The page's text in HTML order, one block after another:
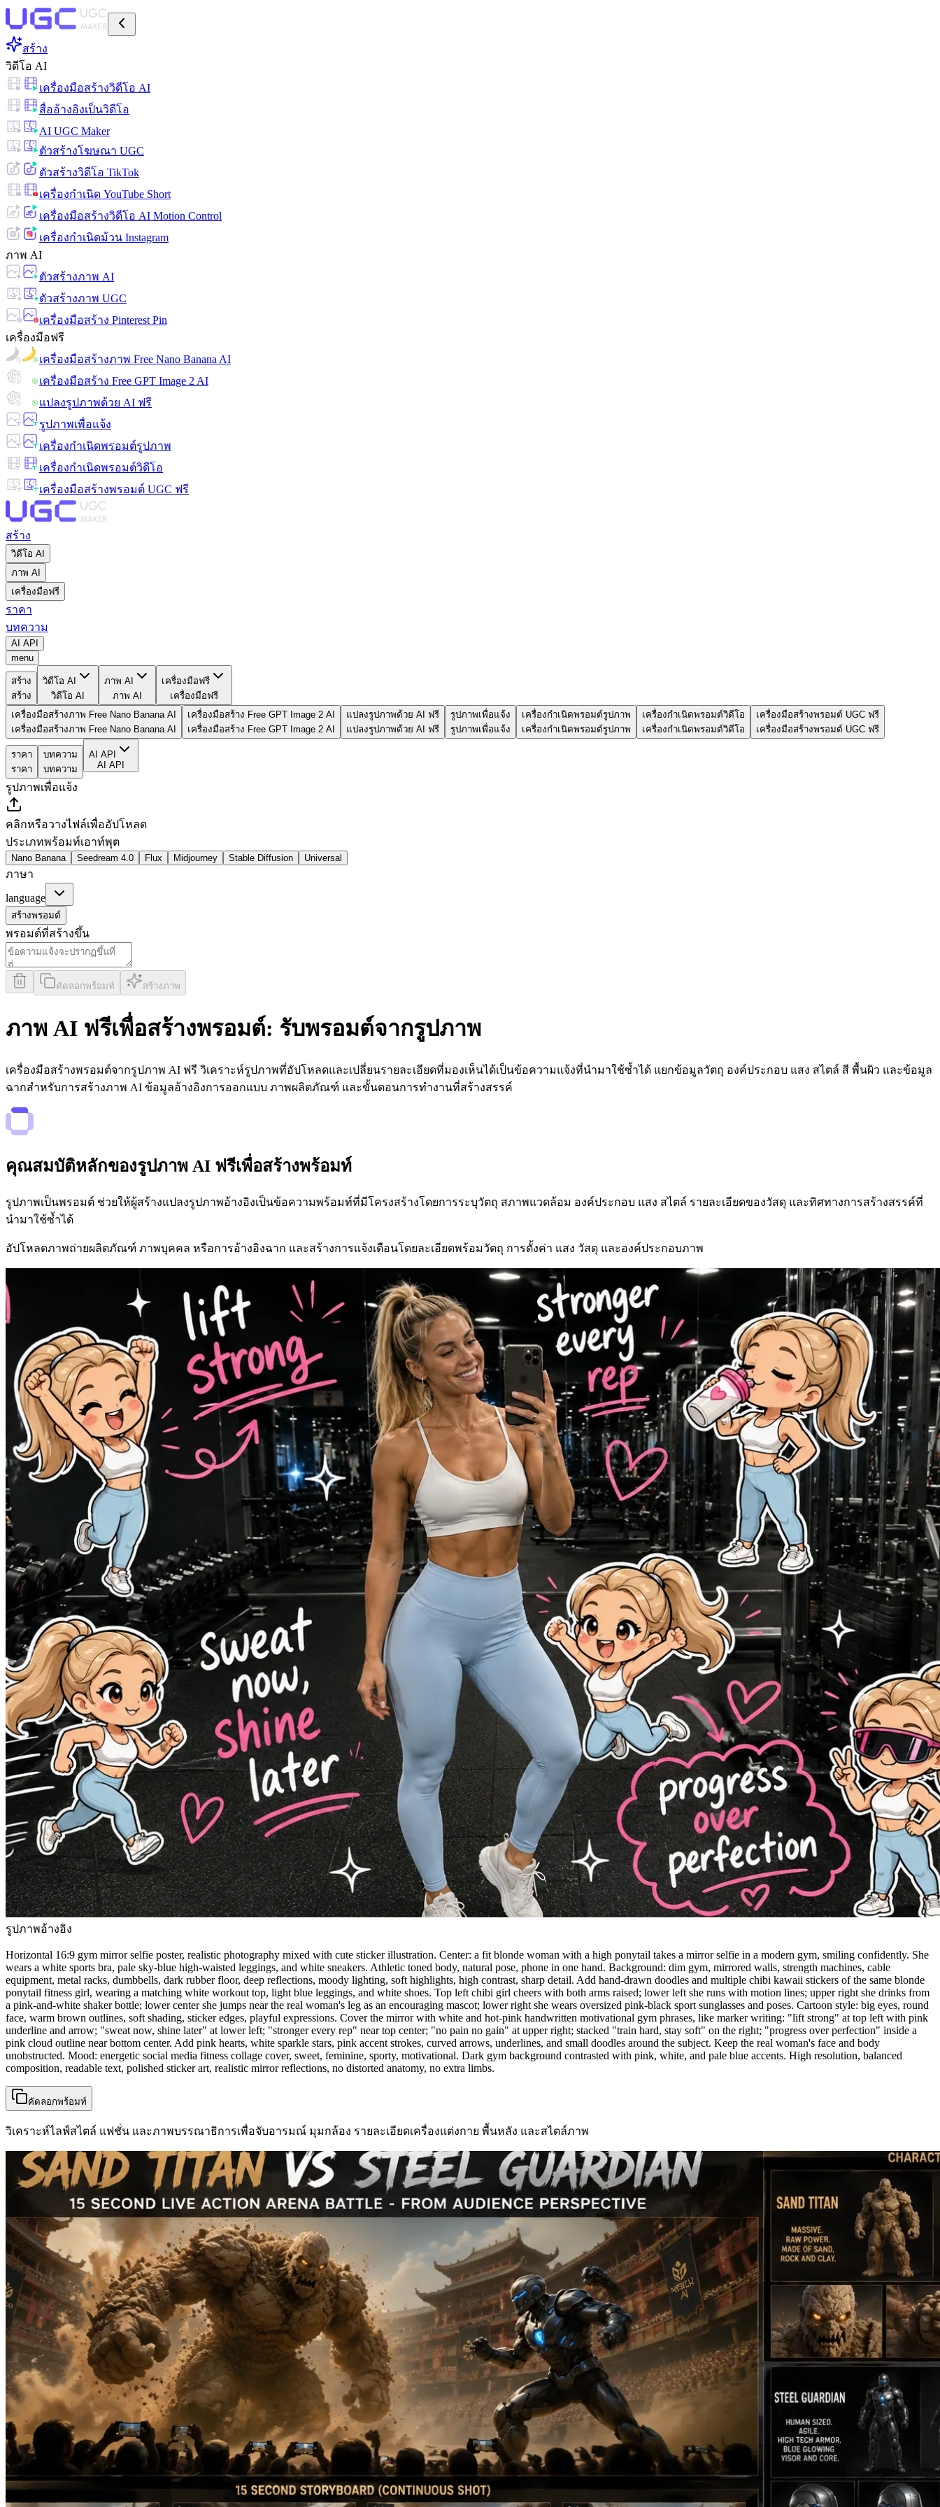
สร้าง
วิดีโอ AI
เครื่องมือสร้างวิดีโอ AI
สื่ออ้างอิงเป็นวิดีโอ
AI UGC Maker
ตัวสร้างโฆษณา UGC
ตัวสร้างวิดีโอ TikTok
เครื่องกำเนิด YouTube Short
เครื่องมือสร้างวิดีโอ AI Motion Control
เครื่องกำเนิดม้วน Instagram
ภาพ AI
ตัวสร้างภาพ AI
ตัวสร้างภาพ UGC
เครื่องมือสร้าง Pinterest Pin
เครื่องมือฟรี
เครื่องมือสร้างภาพ Free Nano Banana AI
เครื่องมือสร้าง Free GPT Image 2 AI
แปลงรูปภาพด้วย AI ฟรี
รูปภาพเพื่อแจ้ง
เครื่องกำเนิดพรอมต์รูปภาพ
เครื่องกำเนิดพรอมต์วิดีโอ
เครื่องมือสร้างพรอมต์ UGC ฟรี
สร้าง
วิดีโอ AI
ภาพ AI
เครื่องมือฟรี
ราคา
บทความ
AI API
menu
สร้าง
สร้าง
วิดีโอ AI
วิดีโอ AI
ภาพ AI
ภาพ AI
เครื่องมือฟรี
เครื่องมือฟรี
เครื่องมือสร้างภาพ Free Nano Banana AI
เครื่องมือสร้างภาพ Free Nano Banana AI
เครื่องมือสร้าง Free GPT Image 2 AI
เครื่องมือสร้าง Free GPT Image 2 AI
แปลงรูปภาพด้วย AI ฟรี
แปลงรูปภาพด้วย AI ฟรี
รูปภาพเพื่อแจ้ง
รูปภาพเพื่อแจ้ง
เครื่องกำเนิดพรอมต์รูปภาพ
เครื่องกำเนิดพรอมต์รูปภาพ
เครื่องกำเนิดพรอมต์วิดีโอ
เครื่องกำเนิดพรอมต์วิดีโอ
เครื่องมือสร้างพรอมต์ UGC ฟรี
เครื่องมือสร้างพรอมต์ UGC ฟรี
ราคา
ราคา
บทความ
บทความ
AI API
AI API
รูปภาพเพื่อแจ้ง
คลิกหรือวางไฟล์เพื่ออัปโหลด
ประเภทพร้อมท์เอาท์พุต
Nano Banana Seedream 4.0 Flux Midjourney Stable Diffusion Universal
ภาษา
language
สร้างพรอมต์
พรอมต์ที่สร้างขึ้น
คัดลอกพร้อมท์ สร้างภาพ
ภาพ AI ฟรีเพื่อสร้างพรอมต์: รับพรอมต์จากรูปภาพ
เครื่องมือสร้างพรอมต์จากรูปภาพ AI ฟรี วิเคราะห์รูปภาพที่อัปโหลดและเปลี่ยนรายละเอียดที่มองเห็นได้เป็นข้อความแจ้งที่นำมาใช้ซ้ำได้ แยกข้อมูลวัตถุ องค์ประกอบ แสง สไตล์ สี พื้นผิว และข้อมูล
ฉากสำหรับการสร้างภาพ AI ข้อมูลอ้างอิงการออกแบบ ภาพผลิตภัณฑ์ และขั้นตอนการทำงานที่สร้างสรรค์
คุณสมบัติหลักของรูปภาพ AI ฟรีเพื่อสร้างพร้อมท์
รูปภาพเป็นพรอมต์ ช่วยให้ผู้สร้างแปลงรูปภาพอ้างอิงเป็นข้อความพร้อมท์ที่มีโครงสร้างโดยการระบุวัตถุ สภาพแวดล้อม องค์ประกอบ แสง สไตล์ รายละเอียดของวัสดุ และทิศทางการสร้างสรรค์ที่
นำมาใช้ซ้ำได้
อัปโหลดภาพถ่ายผลิตภัณฑ์ ภาพบุคคล หรือการอ้างอิงฉาก และสร้างการแจ้งเตือนโดยละเอียดพร้อมวัตถุ การตั้งค่า แสง วัสดุ และองค์ประกอบภาพ
รูปภาพอ้างอิง
Horizontal 16:9 gym mirror selfie poster, realistic photography mixed with cute sticker illustration. Center: a fit blonde woman with a high ponytail takes a mirror selfie in a modern gym, smiling confidently. She
wears a white sports bra, pale sky-blue high-waisted leggings, and white sneakers. Athletic toned body, natural pose, phone in one hand. Background: dim gym, mirrored walls, strength machines, cable
equipment, metal racks, dumbbells, dark rubber floor, deep reflections, moody lighting, soft highlights, high contrast, sharp detail. Add hand-drawn doodles and multiple chibi kawaii stickers of the same blonde
ponytail fitness girl, wearing a matching white workout top, light blue leggings, and white shoes. Top left chibi girl cheers with both arms raised; lower left she runs with motion lines; upper right she drinks from
a pink-and-white shaker bottle; lower center she jumps near the real woman's leg as an encouraging mascot; lower right she wears oversized pink-black sport sunglasses and poses. Cartoon style: big eyes, round
face, warm brown outlines, soft shading, sticker edges, playful expressions. Cover the mirror with white and hot-pink handwritten motivational gym phrases, like marker writing: "lift strong" at top left with pink
underline and arrow; "sweat now, shine later" at lower left; "stronger every rep" near top center; "no pain no gain" at upper right; stacked "train hard, stay soft" on the right; "progress over perfection" inside a
pink cloud outline near bottom center. Add pink hearts, white sparkle stars, pink accent strokes, curved arrows, underlines, and small doodles around the subject. Keep the real woman's face and body
unobstructed. Mood: energetic social media fitness collage cover, sweet, feminine, sporty, motivational. Dark gym background contrasted with pink, white, and pale blue accents. High resolution, balanced
composition, readable text, polished sticker art, realistic mirror reflections, no distorted anatomy, no extra limbs.
คัดลอกพร้อมท์
วิเคราะห์ไลฟ์สไตล์ แฟชั่น และภาพบรรณาธิการเพื่อจับอารมณ์ มุมกล้อง รายละเอียดเครื่องแต่งกาย พื้นหลัง และสไตล์ภาพ